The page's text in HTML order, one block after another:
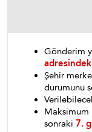
Gönderim
Şehir
durumunu
Maksimum
sonraki 7.